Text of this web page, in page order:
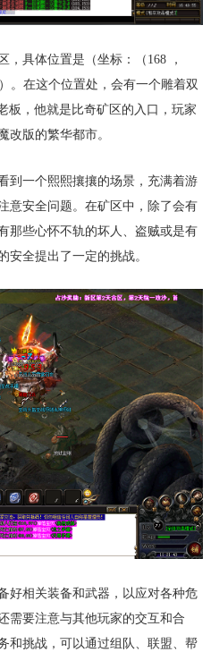
，具体位置是（坐标：（168 ，
。在这个位置处，会有一个雕着双
，他就是比奇矿区的入口，玩家
改版的繁华都市。
到一个熙熙攘攘的场景，充满着游
意安全问题。在矿区中，除了会有
那些心怀不轨的坏人、盗贼或是有
安全提出了一定的挑战。
好相关装备和武器，以应对各种危
需要注意与其他玩家的交互和合
和挑战，可以通过组队、联盟、帮